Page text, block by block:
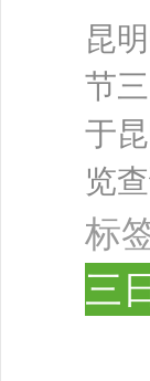
昆
节
于
览
标
三